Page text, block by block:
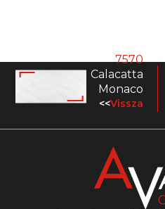
7570
Calacatta
Monaco
<<Vissza